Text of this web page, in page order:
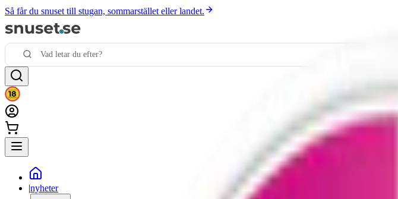
Så får du snuset till stugan, sommarstället eller landet.
|nyheter